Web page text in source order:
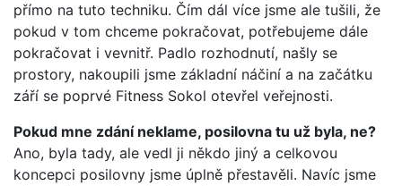
přímo na tuto techniku. Čím dál více jsme ale tušili, že
pokud v tom chceme pokračovat, potřebujeme dále
pokračovat i vevnitř. Padlo rozhodnutí, našly se
prostory, nakoupili jsme základní náčiní a na začátku
září se poprvé Fitness Sokol otevřel veřejnosti.
Pokud mne zdání neklame, posilovna tu už byla, ne?
Ano, byla tady, ale vedl ji někdo jiný a celkovou
koncepci posilovny jsme úplně přestavěli. Navíc jsme